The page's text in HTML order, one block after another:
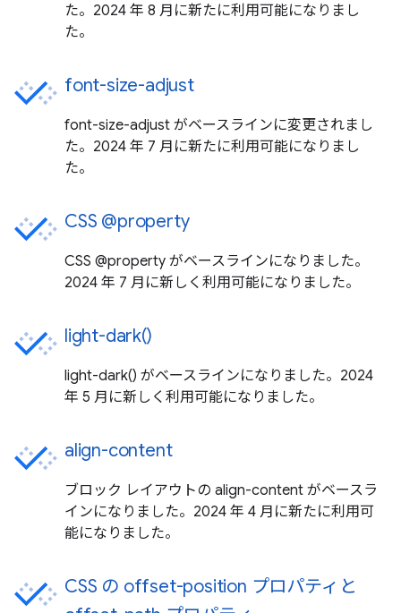
た。2024 年 8 月に新たに利用可能になりまし
た。
font-size-adjust
font-size-adjust がベースラインに変更されまし
た。2024 年 7 月に新たに利用可能になりまし
た。
CSS @property
CSS @property がベースラインになりました。
2024 年 7 月に新しく利用可能になりました。
light-dark()
light-dark() がベースラインになりました。2024
年 5 月に新しく利用可能になりました。
align-content
ブロック レイアウトの align-content がベースラ
インになりました。2024 年 4 月に新たに利用可
能になりました。
CSS の offset-position プロパティと